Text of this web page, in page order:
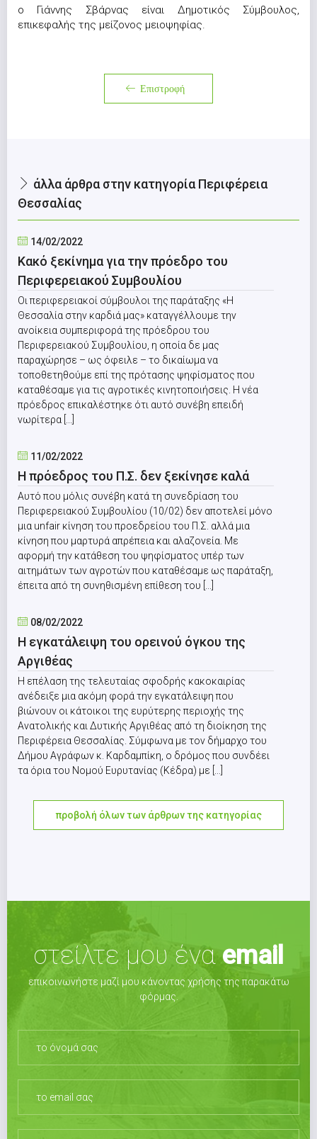
ο Γιάννης Σβάρνας είναι Δημοτικός Σύμβουλος,
επικεφαλής της μείζονος μειοψηφίας.
Επιστροφή
άλλα άρθρα στην κατηγορία Περιφέρεια
Θεσσαλίας
14/02/2022
Κακό ξεκίνημα για την πρόεδρο του
Περιφερειακού Συμβουλίου
Οι περιφερειακοί σύμβουλοι της παράταξης «Η
Θεσσαλία στην καρδιά μας» καταγγέλλουμε την
ανοίκεια συμπεριφορά της πρόεδρου του
Περιφερειακού Συμβουλίου, η οποία δε μας
παραχώρησε – ως όφειλε – το δικαίωμα να
τοποθετηθούμε επί της πρότασης ψηφίσματος που
καταθέσαμε για τις αγροτικές κινητοποιήσεις. Η νέα
πρόεδρος επικαλέστηκε ότι αυτό συνέβη επειδή
νωρίτερα [...]
11/02/2022
Η πρόεδρος του Π.Σ. δεν ξεκίνησε καλά
Αυτό που μόλις συνέβη κατά τη συνεδρίαση του
Περιφερειακού Συμβουλίου (10/02) δεν αποτελεί μόνο
μια unfair κίνηση του προεδρείου του Π.Σ. αλλά μια
κίνηση που μαρτυρά απρέπεια και αλαζονεία. Με
αφορμή την κατάθεση του ψηφίσματος υπέρ των
αιτημάτων των αγροτών που καταθέσαμε ως παράταξη,
έπειτα από τη συνηθισμένη επίθεση του [...]
08/02/2022
Η εγκατάλειψη του ορεινού όγκου της
Αργιθέας
Η επέλαση της τελευταίας σφοδρής κακοκαιρίας
ανέδειξε μια ακόμη φορά την εγκατάλειψη που
βιώνουν οι κάτοικοι της ευρύτερης περιοχής της
Ανατολικής και Δυτικής Αργιθέας από τη διοίκηση της
Περιφέρεια Θεσσαλίας. Σύμφωνα με τον δήμαρχο του
Δήμου Αγράφων κ. Καρδαμπίκη, ο δρόμος που συνδέει
τα όρια του Νομού Ευρυτανίας (Κέδρα) με [...]
προβολή όλων των άρθρων της κατηγορίας
στείλτε μου έναemail
επικοινωνήστε μαζί μου κάνοντας χρήσης της παρακάτω
φόρμας.